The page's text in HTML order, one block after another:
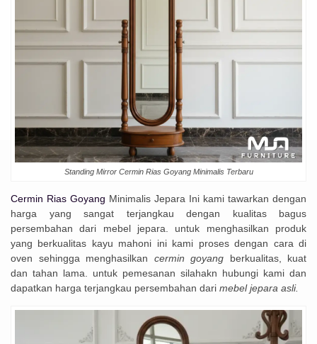
Standing Mirror Cermin Rias Goyang Minimalis Terbaru
Cermin Rias Goyang Minimalis Jepara Ini kami tawarkan dengan
harga yang sangat terjangkau dengan kualitas bagus
persembahan dari mebel jepara. untuk menghasilkan produk
yang berkualitas kayu mahoni ini kami proses dengan cara di
oven sehingga menghasilkan cermin goyang berkualitas, kuat
dan tahan lama. untuk pemesanan silahakn hubungi kami dan
dapatkan harga terjangkau persembahan dari mebel jepara asli.